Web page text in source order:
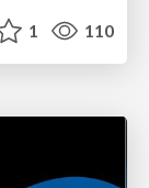
1 110